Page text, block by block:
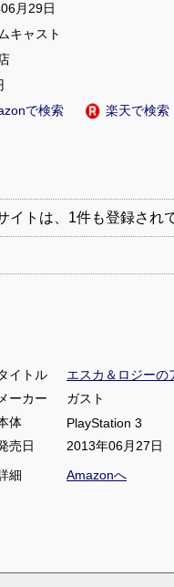
月29日
キャスト
で検索 楽天で検索
イトは、1件も登録され
イトル
エスカ＆ロジーの
ーカー
ガスト
体
PlayStation 3
売日
2013年06月27日
細
Amazonへ